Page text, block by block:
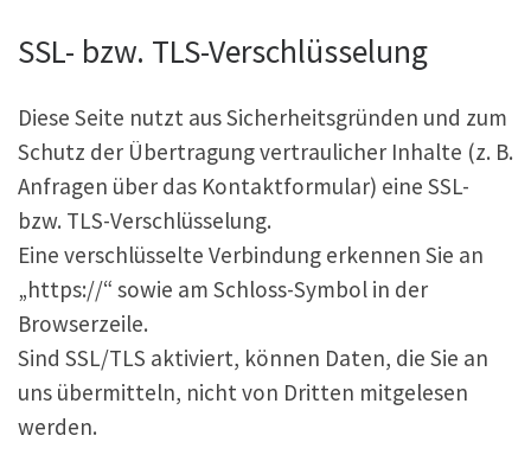
SSL- bzw. TLS-Verschlüsselung
Diese Seite nutzt aus Sicherheitsgründen und zum
Schutz der Übertragung vertraulicher Inhalte (z. B.
Anfragen über das Kontaktformular) eine SSL-
bzw. TLS-Verschlüsselung.
Eine verschlüsselte Verbindung erkennen Sie an
„https://“ sowie am Schloss-Symbol in der
Browserzeile.
Sind SSL/TLS aktiviert, können Daten, die Sie an
uns übermitteln, nicht von Dritten mitgelesen
werden.